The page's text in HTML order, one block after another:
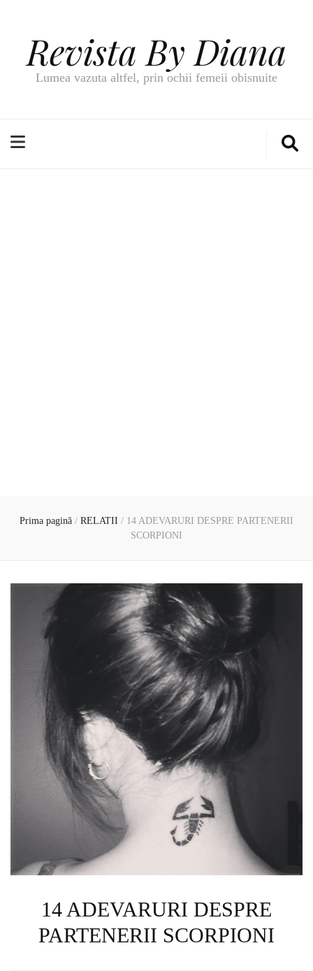
Revista By Diana
Lumea vazuta altfel, prin ochii femeii obisnuite
Prima pagină / RELATII / 14 ADEVARURI DESPRE PARTENERII
SCORPIONI
14 ADEVARURI DESPRE
PARTENERII SCORPIONI